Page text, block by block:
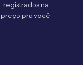
registrados na
pra você.